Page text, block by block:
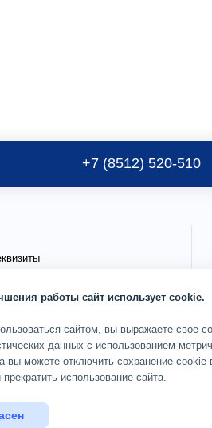
+7 (8512) 520-510
партнёры ДМС
Карта сайта
работы сайт использует cookie.
сайтом, вы выражаете свое
данных с использованием
вы можете отключить сохранение cookie
использование сайта.